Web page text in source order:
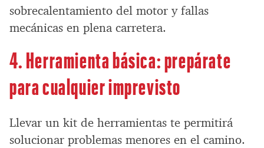
sobrecalentamiento del motor y fallas
mecánicas en plena carretera.
4. Herramienta básica: prepárate
para cualquier imprevisto
Llevar un kit de herramientas te permitirá
solucionar problemas menores en el camino.